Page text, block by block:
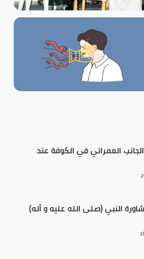
العمراني في الكوفة عند
النبي (صلى الله عليه و آله)